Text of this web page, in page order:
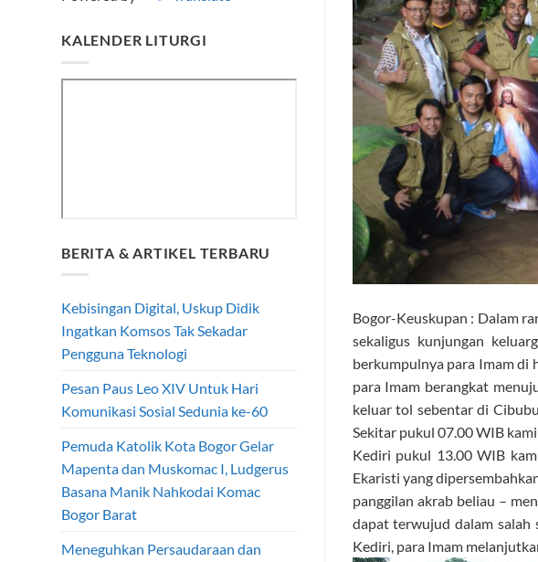
KALENDER LITURGI
BERITA & ARTIKEL TERBARU
Kebisingan Digital, Uskup Didik
Ingatkan Komsos Tak Sekadar
Pengguna Teknologi
Pesan Paus Leo XIV Untuk Hari
Komunikasi Sosial Sedunia ke-60
Pemuda Katolik Kota Bogor Gelar
Mapenta dan Muskomac I, Ludgerus
Basana Manik Nahkodai Komac
Bogor Barat
Meneguhkan Persaudaraan dan
Bogor-Keuskupan : Dalam
sekaligus kunjungan
berkumpulnya para Imam di
para Imam berangkat
keluar tol sebentar di
Sekitar pukul 07.00 WIB
Kediri pukul 13.00 WIB
Ekaristi yang
panggilan akrab beliau –
dapat terwujud dalam salah
Kediri, para Imam